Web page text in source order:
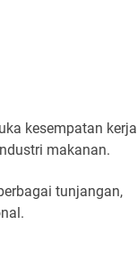
kesempatan kerja
makanan.
tunjangan,